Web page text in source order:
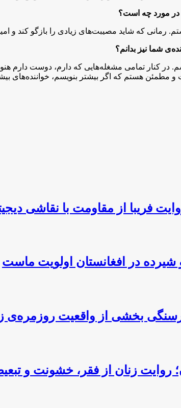
در مورد چه است؟
که شاید مصیبت‌های زیادی را بازگو کند و
شما نیز بدانم؟
در کنار تمامی مشغله‌هایی که دارم، دوست دارم
و مطمئن هستم که اگر بیشتر بنویسم، خواننده‌های
فریبا از مقاومت با نقاشی
شیرده در افغانستان اولویت ماست
بخشی از واقعیت روزمره‌ی
روایت زنان از فقر، خشونت و